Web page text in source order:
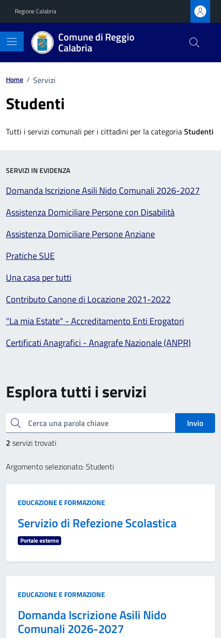
Regione Calabria
Comune di Reggio
Calabria
Home / Servizi
Studenti
Tutti i servizi comunali per i cittadini per la categoriaStudenti
Esplora tutti i servizi
Cerca una parola chiave
Invio
2 servizi trovati
Argomento selezionato: Studenti
Categoria:
EDUCAZIONE E FORMAZIONE
Servizio di Refezione Scolastica
Portale esterno
Categoria:
EDUCAZIONE E FORMAZIONE
Domanda Iscrizione Asili Nido
Comunali 2026-2027
SERVIZI IN EVIDENZA
Domanda Iscrizione Asili Nido Comunali 2026-2027
Assistenza Domiciliare Persone con Disabilità
Assistenza Domiciliare Persone Anziane
Pratiche SUE
Una casa per tutti
Contributo Canone di Locazione 2021-2022
"La mia Estate" - Accreditamento Enti Erogatori
Certificati Anagrafici - Anagrafe Nazionale (ANPR)